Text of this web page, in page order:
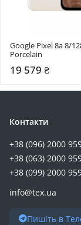
Google Pixel 8a 8/
Porcelain
19 579 ₴
Контакти
+38 (096) 2000
+38 (063) 2000
+38 (099) 2000
info@tex.ua
Пишіть в